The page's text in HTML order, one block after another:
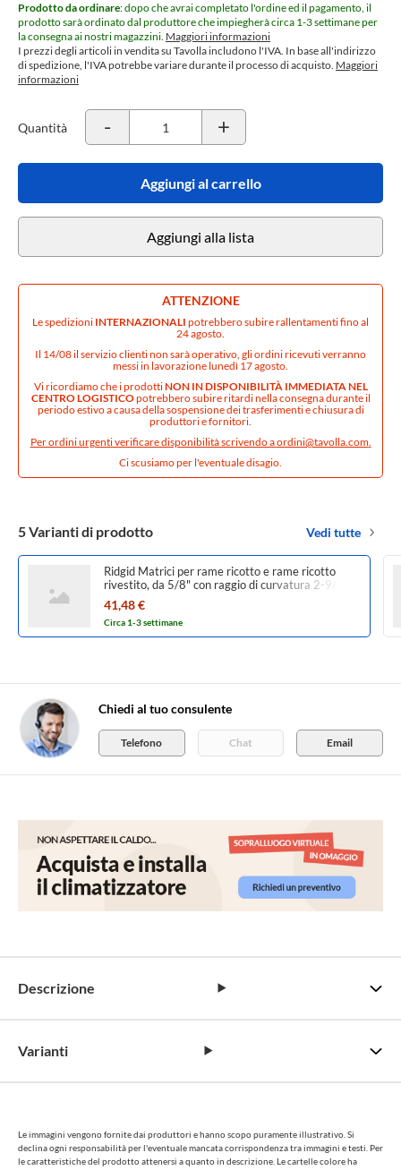
Prodotto da ordinare: dopo che avrai completato l'ordine ed il pagamento, il
prodotto sarà ordinato dal produttore che impiegherà circa 1-3 settimane per
la consegna ai nostri magazzini. Maggiori informazioni
I prezzi degli articoli in vendita su Tavolla includono l'IVA. In base all'indirizzo
di spedizione, l'IVA potrebbe variare durante il processo di acquisto. Maggiori
informazioni
Quantità - +
Aggiungi al carrello
Aggiungi alla lista
ATTENZIONE
Le spedizioni INTERNAZIONALI potrebbero subire rallentamenti fino al
24 agosto.
Il 14/08 il servizio clienti non sarà operativo, gli ordini ricevuti verranno
messi in lavorazione lunedì 17 agosto.
Vi ricordiamo che i prodottiNON IN DISPONIBILITÀ IMMEDIATA NEL
CENTRO LOGISTICOpotrebbero subire ritardi nella consegna durante il
periodo estivo a causa della sospensione dei trasferimenti e chiusura di
produttori e fornitori.
Per ordini urgenti verificare disponibilità scrivendo aordini@tavolla.com.
Ci scusiamo per l'eventuale disagio.
5 Varianti di prodotto Vedi tutte
Ridgid Matrici per rame ricotto e rame ricotto
rivestito, da 5/8" con raggio di curvatura 2-9/32"
43706
41,48 €
Circa 1-3 settimane
Chiedi al tuo consulente
Telefono Chat Email
Descrizione
Varianti
Le immagini vengono fornite dai produttori e hanno scopo puramente illustrativo. Si
declina ogni responsabilità per l'eventuale mancata corrispondenza tra immagini e testi. Per
le caratteristiche del prodotto attenersi a quanto in descrizione. Le cartelle colore ha